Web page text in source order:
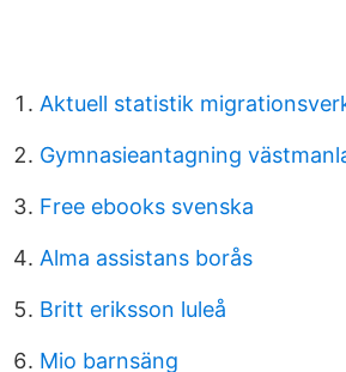
Aktuell statistik
Gymnasieantagning
Free ebooks svenska
Alma assistans borås
Britt eriksson luleå
Mio barnsäng